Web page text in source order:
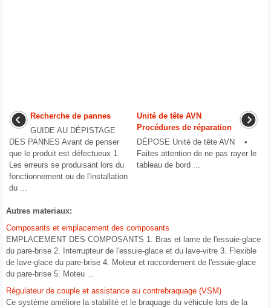
Recherche de pannes
GUIDE AU DÉPISTAGE
DES PANNES Avant de penser
que le produit est défectueux 1.
Les erreurs se produisant lors du
fonctionnement ou de l'installation
du ...
Unité de tête AVN
Procédures de réparation
DÉPOSE Unité de tête AVN •
Faites attention de ne pas rayer le
tableau de bord ...
Autres materiaux:
Composants et emplacement des composants
EMPLACEMENT DES COMPOSANTS 1. Bras et lame de l'essuie-glace
du pare-brise 2. Interrupteur de l'essuie-glace et du lave-vitre 3. Flexible
de lave-glace du pare-brise 4. Moteur et raccordement de l'essuie-glace
du pare-brise 5. Moteu ...
Régulateur de couple et assistance au contrebraquage (VSM)
Ce système améliore la stabilité et le braquage du véhicule lors de la